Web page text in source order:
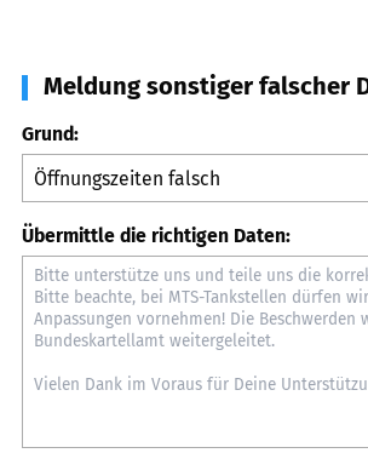
Meldung sonstiger falscher
Grund:
Übermittle die richtigen Daten: